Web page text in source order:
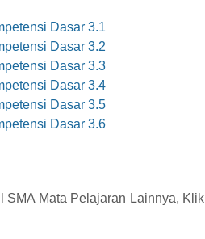
Dasar 3.1
Dasar 3.2
Dasar 3.3
Dasar 3.4
Dasar 3.5
Dasar 3.6
SMA Mata Pelajaran Lainnya, Klik